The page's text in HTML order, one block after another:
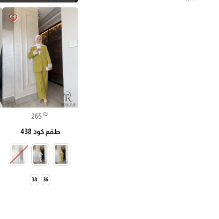
favorite_border
265 ₪
طقم كود 438
36
38